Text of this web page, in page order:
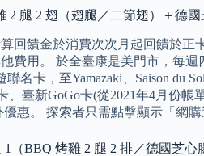
腿 2 翅（翅腿／二節翅）＋德
回饋金於消費次次月起回饋於
費用。 於全臺康是美門市，每
卡，至Yamazaki、Saison du
臺新GoGo卡(從2021年4月份
惠。 探索者只需點擊顯示「網
BBQ 烤雞 2 腿 2 排／德國芝